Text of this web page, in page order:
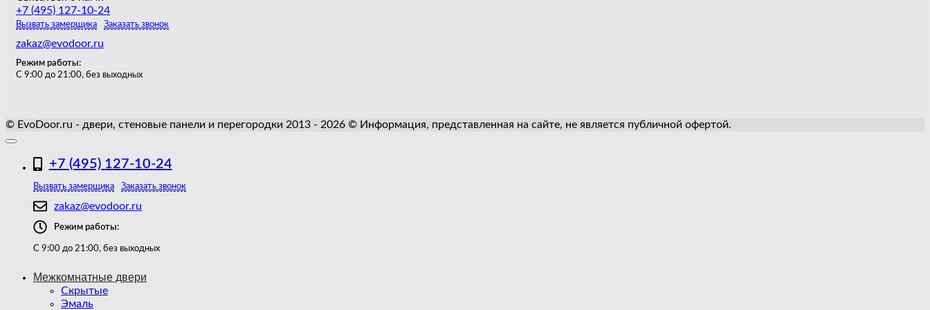
+7 (495) 127-10-24
Вызвать замерщика Заказать звонок
zakaz@evodoor.ru
Режим работы:
С 9:00 до 21:00, без выходных
© EvoDoor.ru - двери, стеновые панели и перегородки 2013 - 2026 © Информация, представленная на сайте, не является публичной офертой.
+7 (495) 127-10-24
Вызвать замерщика Заказать звонок
zakaz@evodoor.ru
Режим работы:
С 9:00 до 21:00, без выходных
Межкомнатные двери
Скрытые
Эмаль